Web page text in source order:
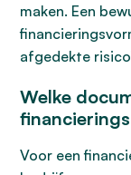
maken. Een
afgedekte
Welke
Voor een